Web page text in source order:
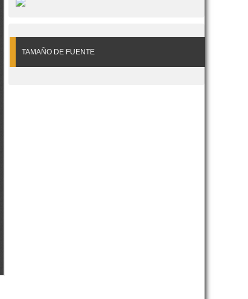
TAMAÑO DE FUENTE